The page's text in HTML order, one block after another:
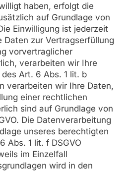
haben, erfolgt die
auf Grundlage von
Einwilligung ist jederzeit
Daten zur Vertragserfüllung
vorvertraglicher
verarbeiten wir Ihre
Art. 6 Abs. 1 lit. b
verarbeiten wir Ihre Daten,
einer rechtlichen
sind auf Grundlage von
Die Datenverarbeitung
unseres berechtigten
Abs. 1 lit. f DSGVO
im Einzelfall
wird in den